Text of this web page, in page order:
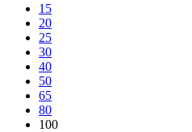
15
20
25
30
40
50
65
80
100